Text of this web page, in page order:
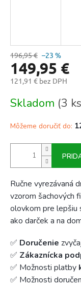
196,95 € –23 %
149,95 €
121,91 € bez DPH
cena:
Skladom (3
Môžeme doručiť do:
Ručne vyrezávaná
vzorom šachových
olovkom pre lepšiu
ako darček a na
✅ Doručenie
✅ Zákaznícka
✅ Možnosti platby
✅ Možnosti